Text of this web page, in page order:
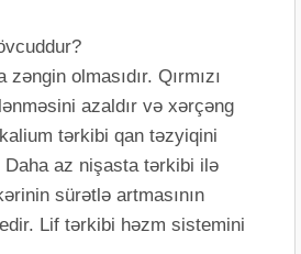
olmasıdır. Qırmızı
azaldır və xərçəng
tərkibi qan təzyiqini
Daha az nişasta tərkibi ilə
sürətlə artmasının
Lif tərkibi həzm sistemini